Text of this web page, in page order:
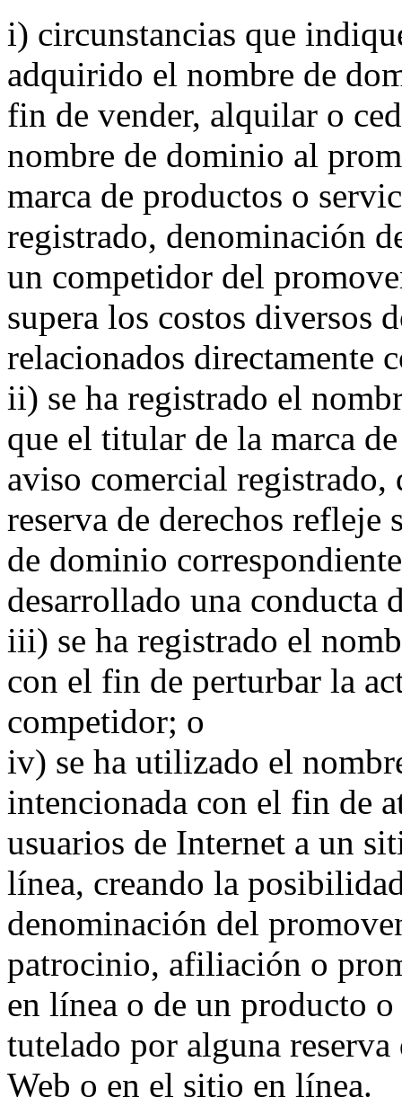
i) circunstancias que
adquirido el nombre de
fin de vender, alquilar o
nombre de dominio al
marca de productos o
registrado, denominación
un competidor del
supera los costos diversos
relacionados directamente
ii) se ha registrado el
que el titular de la marca
aviso comercial
reserva de derechos
de dominio
desarrollado una conducta
iii) se ha registrado el
con el fin de perturbar la
competidor; o
iv) se ha utilizado el
intencionada con el fin de
usuarios de Internet a un
línea, creando la
denominación del
patrocinio, afiliación o
en línea o de un producto
tutelado por alguna
Web o en el sitio en línea.